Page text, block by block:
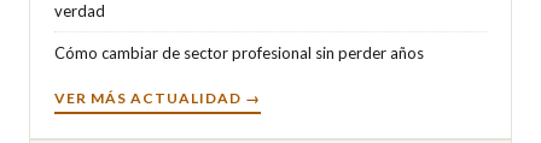
verdad
Cómo cambiar de sector profesional sin perder años
VER MÁS ACTUALIDAD →